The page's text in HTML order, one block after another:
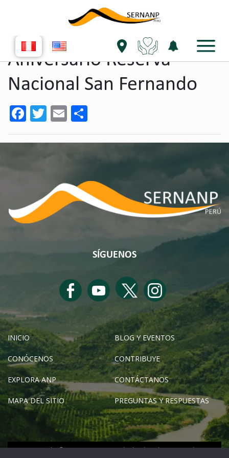
single evento
Aniversario Reserva
Nacional San Fernando
Facebook
TwitterEmail
SÍGUENOS
INICIO BLOG Y EVENTOS
CONÓCENOS CONTRIBUYE
EXPLORA ANP CONTÁCTANOS
MAPA DEL SITIO PREGUNTAS Y RESPUESTAS